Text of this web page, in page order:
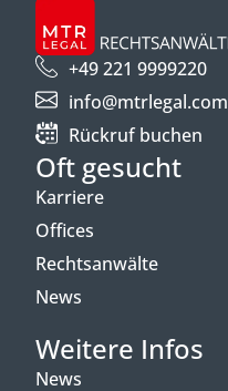
+49 221 9999220
info@mtrlegal.com
Rückruf buchen
Oft gesucht
Karriere
Offices
Rechtsanwälte
News
Weitere Infos
News